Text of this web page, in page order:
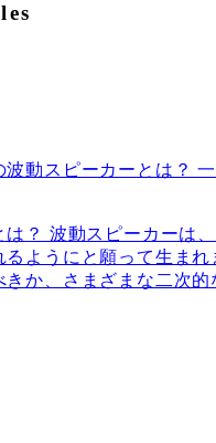
波動スピーカーとは？
は？ 波動スピーカーは
るようにと願って生まれ
きか、さまざまな二次的